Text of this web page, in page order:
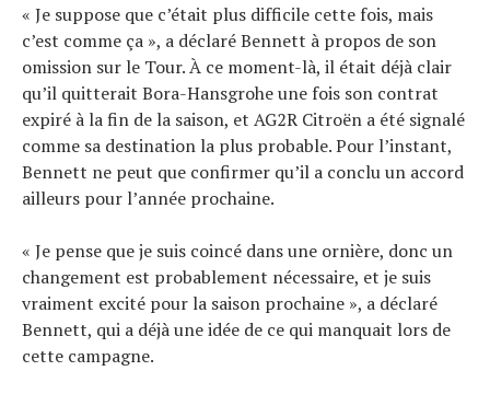
« Je suppose que c’était plus difficile cette fois, mais
c’est comme ça », a déclaré Bennett à propos de son
omission sur le Tour. À ce moment-là, il était déjà clair
qu’il quitterait Bora-Hansgrohe une fois son contrat
expiré à la fin de la saison, et AG2R Citroën a été signalé
comme sa destination la plus probable. Pour l’instant,
Bennett ne peut que confirmer qu’il a conclu un accord
ailleurs pour l’année prochaine.
« Je pense que je suis coincé dans une ornière, donc un
changement est probablement nécessaire, et je suis
vraiment excité pour la saison prochaine », a déclaré
Bennett, qui a déjà une idée de ce qui manquait lors de
cette campagne.